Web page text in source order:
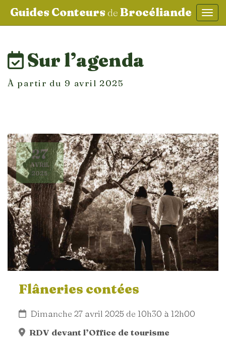
Guides Conteursde Brocéliande
Sur l’agenda
À partir du 9 avril 2025
27
AVRIL
2025
Flâneries contées
Dimanche 27 avril 2025 de 10h30 à 12h00
RDV devant l’Office de tourisme